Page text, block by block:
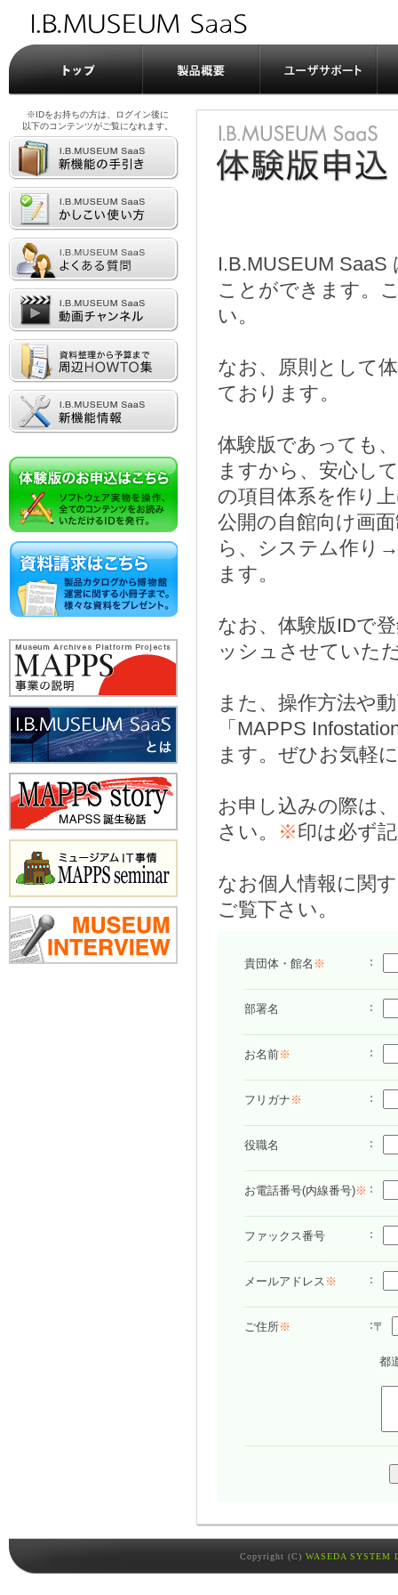
I.B.MUSEUM
ことができます。
い。
なお、原則として
ております。
体験版であっても
ますから、安心し
の項目体系を作り
公開の自館向け画
ら、システム作り
ます。
なお、体験版IDで
ッシュさせていた
また、操作方法や
「MAPPS
ます。ぜひお気軽
お申し込みの際は
さい。
※印は必ず
なお個人情報に関
ご覧下さい。
貴団体・館名 ※
部署名
お名前※
フリガナ ※
役職名
お電話番号(内線番号)※
ファックス番号
メールアドレス ※
ご住所※ 〒
都
※IDをお持ちの方は、ログイン後に
以下のコンテンツがご覧になれます。
Copyright (C) WASEDA SYSTEM